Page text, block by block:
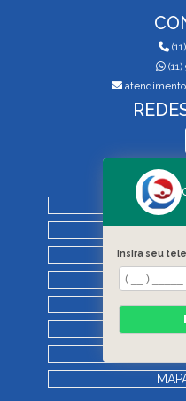
Insira seu